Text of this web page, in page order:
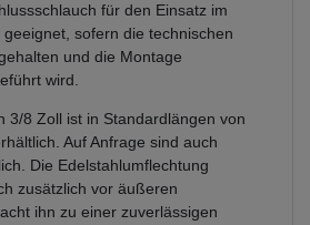
für den Einsatz im
sofern die technischen
und die Montage
wird.
3/8 Zoll ist in Standardlängen von
Auf Anfrage sind auch
Die Edelstahlumflechtung
zusätzlich vor äußeren
ihn zu einer zuverlässigen